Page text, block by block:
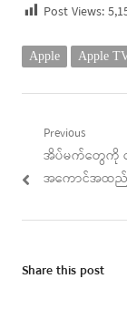
Post Views:
Apple Apple
Post
navigation
Previous
Previous
post:
အိပ်မက်တွေကို
အကောင်အထည်
Share this post